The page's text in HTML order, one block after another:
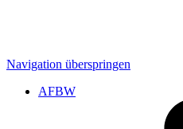
Navigation überspringen
AFBW